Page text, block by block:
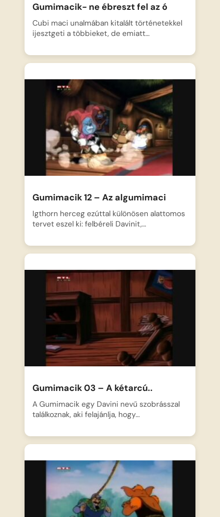
Gumimacik- ne ébreszt fel az ó
Cubi maci unalmában kitalált történetekkel
ijesztgeti a többieket, de emiatt…
Gumimacik 12 – Az algumimaci
Igthorn herceg ezúttal különösen alattomos
tervet eszel ki: felbéreli Davinit,…
Gumimacik 03 – A kétarcú..
A Gumimacik egy Davini nevű szobrásszal
találkoznak, aki felajánlja, hogy…